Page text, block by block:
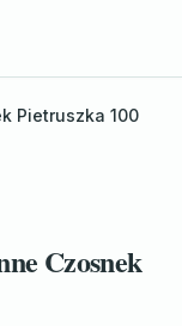
Pietruszka 100
Czosnek